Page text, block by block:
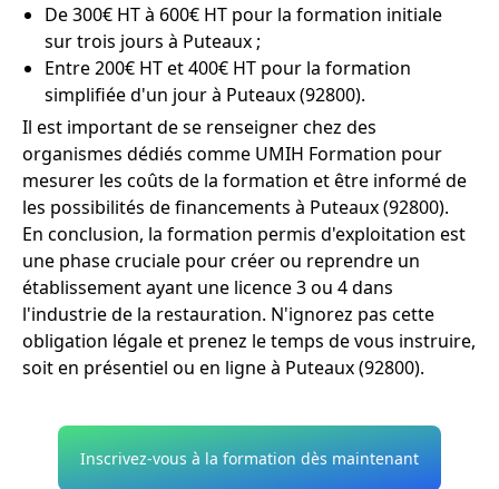
De 300€ HT à 600€ HT pour la formation initiale
sur trois jours à Puteaux ;
Entre 200€ HT et 400€ HT pour la formation
simplifiée d'un jour à Puteaux (92800).
Il est important de se renseigner chez des
organismes dédiés comme UMIH Formation pour
mesurer les coûts de la formation et être informé de
les possibilités de financements à Puteaux (92800).
En conclusion, la formation permis d'exploitation est
une phase cruciale pour créer ou reprendre un
établissement ayant une licence 3 ou 4 dans
l'industrie de la restauration. N'ignorez pas cette
obligation légale et prenez le temps de vous instruire,
soit en présentiel ou en ligne à Puteaux (92800).
Inscrivez-vous à la formation dès maintenant